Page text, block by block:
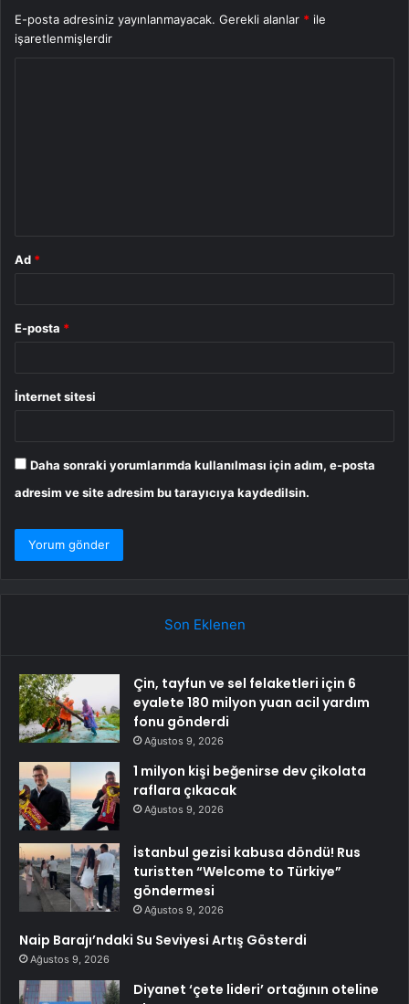
E-posta adresiniz yayınlanmayacak. Gerekli alanlar * ile
işaretlenmişlerdir
Ad *
E-posta *
İnternet sitesi
Daha sonraki yorumlarımda kullanılması için adım, e-posta
adresim ve site adresim bu tarayıcıya kaydedilsin.
Son Eklenen
Çin, tayfun ve sel felaketleri için 6
eyalete 180 milyon yuan acil yardım
fonu gönderdi
Ağustos 9, 2026
1 milyon kişi beğenirse dev çikolata
raflara çıkacak
Ağustos 9, 2026
İstanbul gezisi kabusa döndü! Rus
turistten “Welcome to Türkiye”
göndermesi
Ağustos 9, 2026
Naip Barajı’ndaki Su Seviyesi Artış Gösterdi
Ağustos 9, 2026
Diyanet ‘çete lideri’ ortağının oteline